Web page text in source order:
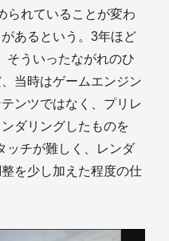
られていることが変わ
あるという。3年ほど
そういったながれのひ
当時はゲームエンジン
ンツではなく、プリレ
ダリングしたものを
ッチが難しく、レンダ
を少し加えた程度の仕